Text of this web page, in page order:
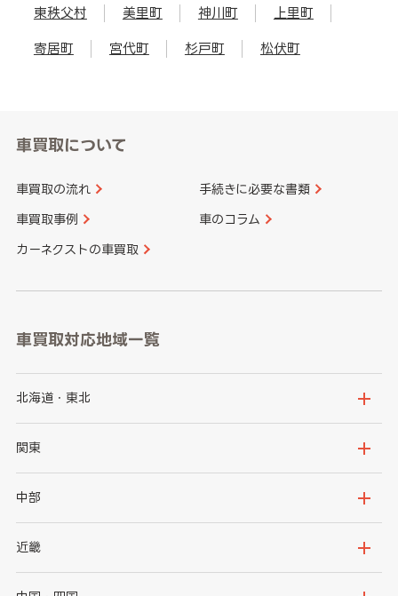
東秩父村 美里町 神川町 上里町
寄居町 宮代町 杉戸町 松伏町
車買取について
車買取の流れ 手続きに必要な書類
車買取事例 車のコラム
カーネクストの車買取
車買取対応地域一覧
北海道・東北
北海道
岩手県
秋田県
関東
茨城県
群馬県
千葉県
中部
新潟県
石川県
近畿